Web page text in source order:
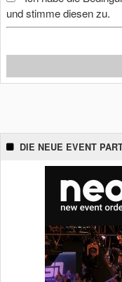
und stimme diesen zu.
DIE NEUE EVENT